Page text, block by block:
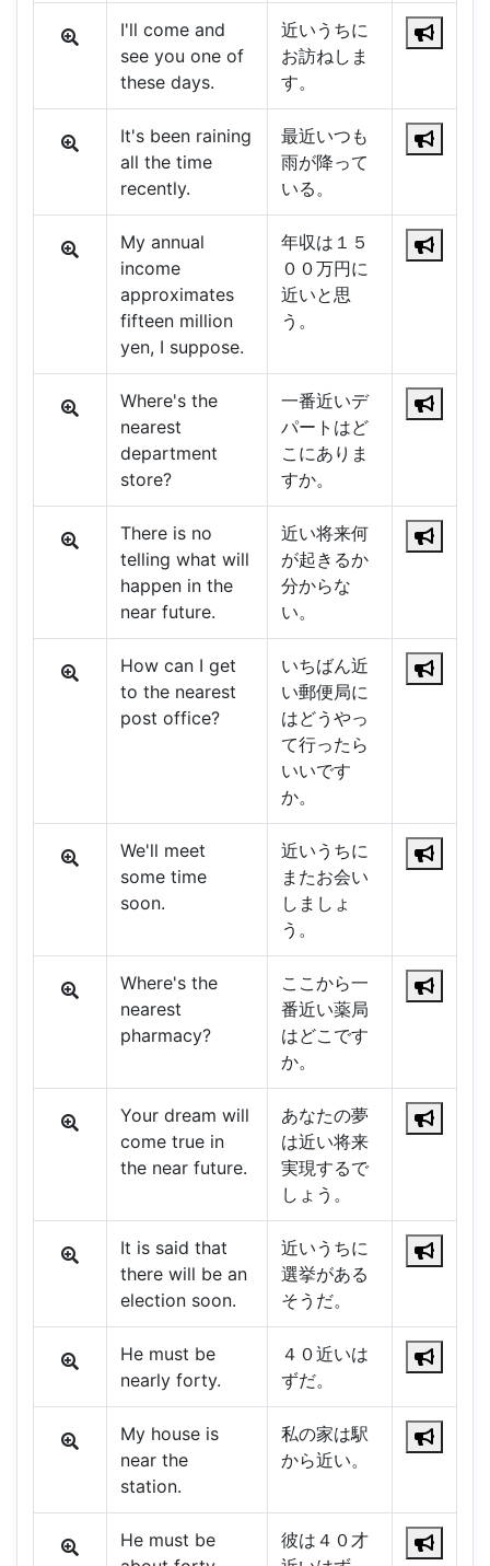
I'll come and
see you one of
these days.
近いうちに
お訪ねしま
す。
It's been raining
all the time
recently.
最近いつも
雨が降って
いる。
My annual
income
approximates
fifteen million
yen, I suppose.
年収は１５
００万円に
近いと思
う。
Where's the
nearest
department
store?
一番近いデ
パートはど
こにありま
すか。
There is no
telling what will
happen in the
near future.
近い将来何
が起きるか
分からな
い。
How can I get
to the nearest
post office?
いちばん近
い郵便局に
はどうやっ
て行ったら
いいです
か。
We'll meet
some time
soon.
近いうちに
またお会い
しましょ
う。
Where's the
nearest
pharmacy?
ここから一
番近い薬局
はどこです
か。
Your dream will
come true in
the near future.
あなたの夢
は近い将来
実現するで
しょう。
It is said that
there will be an
election soon.
近いうちに
選挙がある
そうだ。
He must be
nearly forty.
４０近いは
ずだ。
My house is
near the
station.
私の家は駅
から近い。
He must be
彼は４０才